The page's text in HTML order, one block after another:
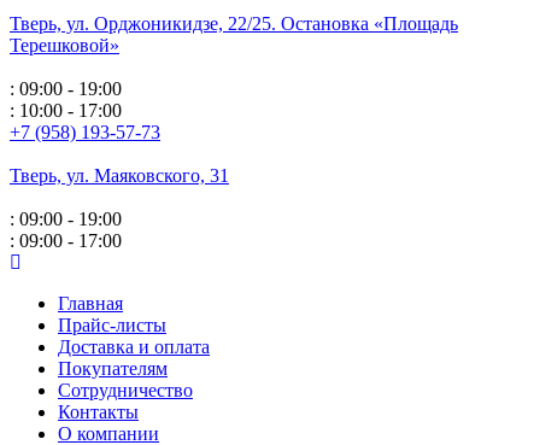
Тверь, ул. Орджоникидзе, 22/25. Остановка «Площадь
Терешковой»
: 09:00 - 19:00
: 10:00 - 17:00
+7 (958) 193-57-73
Тверь, ул. Маяковского, 31
: 09:00 - 19:00
: 09:00 - 17:00
Главная
Прайс-листы
Доставка и оплата
Покупателям
Сотрудничество
Контакты
О компании